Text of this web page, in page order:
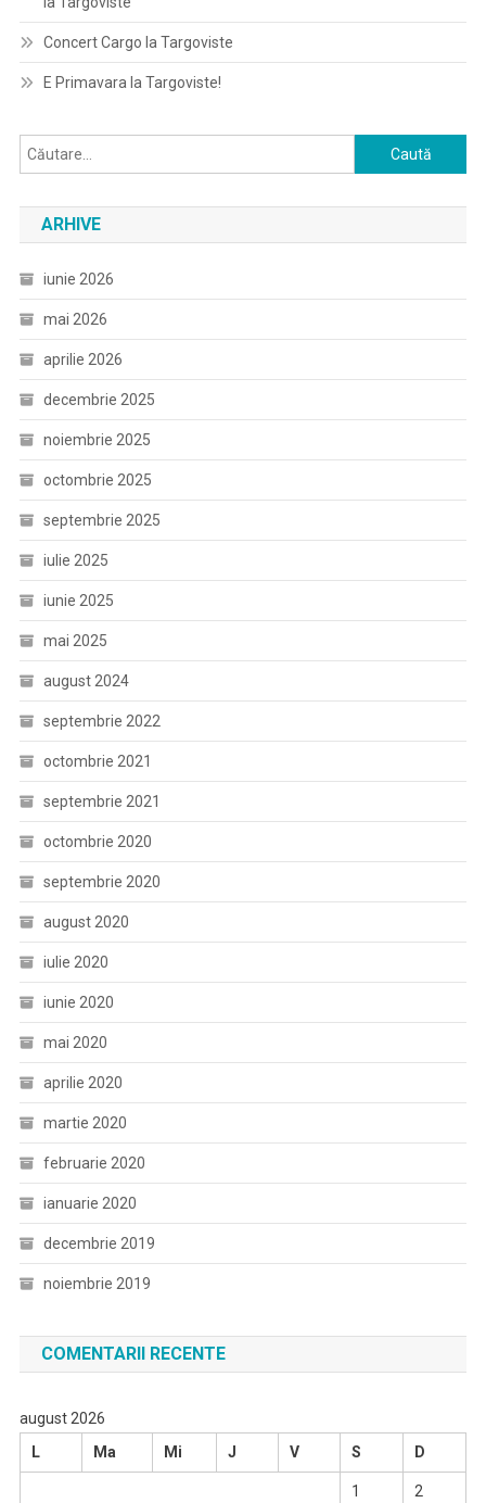
Concert Cargo la Targoviste
E Primavara la Targoviste!
Caută
după:
ARHIVE
iunie 2026
mai 2026
aprilie 2026
decembrie 2025
noiembrie 2025
octombrie 2025
septembrie 2025
iulie 2025
iunie 2025
mai 2025
august 2024
septembrie 2022
octombrie 2021
septembrie 2021
octombrie 2020
septembrie 2020
august 2020
iulie 2020
iunie 2020
mai 2020
aprilie 2020
martie 2020
februarie 2020
ianuarie 2020
decembrie 2019
noiembrie 2019
COMENTARII RECENTE
august 2026
L
Ma Mi J V S D
1 2